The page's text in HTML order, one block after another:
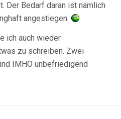
Der Bedarf daran ist nämlich
angestiegen.
ich auch wieder
zu schreiben. Zwei
IMHO unbefriedigend